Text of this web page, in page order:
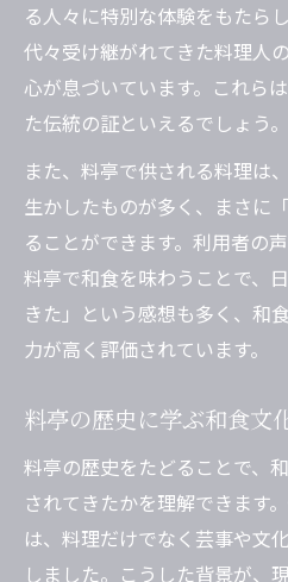
る人々に特別な体験をもたら
代々受け継がれてきた料理人
心が息づいています。これら
た伝統の証といえるでしょう。
また、料亭で供される料理は
生かしたものが多く、まさに
ることができます。利用者の
料亭で和食を味わうことで、
きた」という感想も多く、和
力が高く評価されています。
料亭の歴史に学ぶ和食文
料亭の歴史をたどることで、
されてきたかを理解できます
は、料理だけでなく芸事や文
しました。こうした背景が、